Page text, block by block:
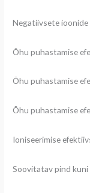
Negatiivsete
Õhu puhastamise
Õhu puhastamise
Õhu puhastamise
Ioniseerimise
Soovitatav pind kuni